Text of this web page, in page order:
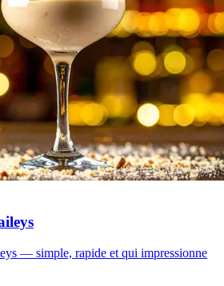
— simple, rapide et qui impressionne